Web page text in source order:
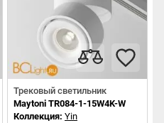
Трековый светильник
Maytoni TR084-1-15W4K-W
Коллекция: Yin